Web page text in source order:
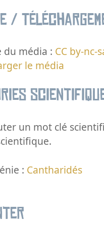
/
du média : CC by-nc-
le média
un mot clé
: Cantharidés